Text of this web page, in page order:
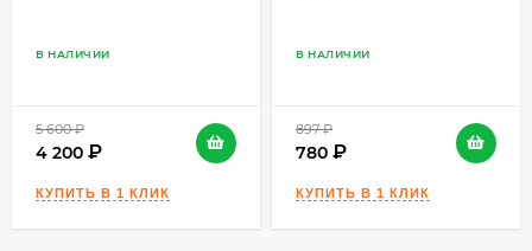
В НАЛИЧИИ
5 600
4 200
В НАЛИЧИИ
897
780